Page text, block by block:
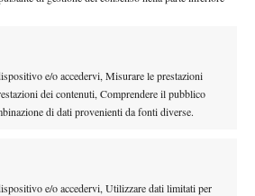
e/o accedervi, Misurare le prestazioni
dei contenuti, Comprendere il pubblico
di dati provenienti da fonti diverse.
e/o accedervi, Utilizzare dati limitati per
sul 4-2 con un break a zero. Un
il proprio angolo, il serbo allunga
set e provoca un rarissimo gesto di
Proprio quando il match sembra
da metà campo spedito in
altie-breakstabilire le sorti del set che